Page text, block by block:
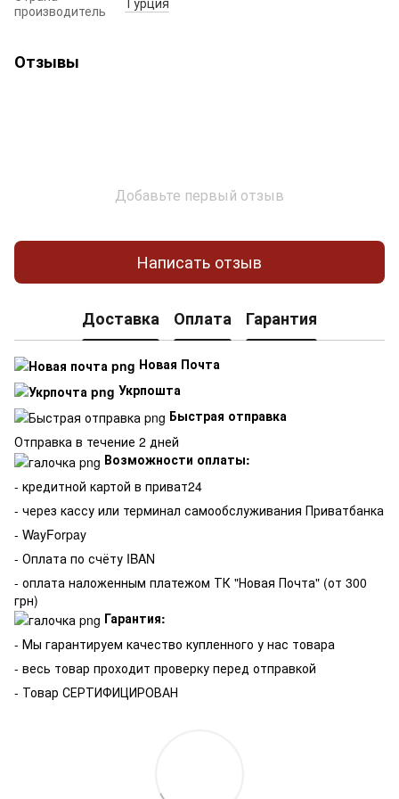
производитель
Отзывы
Добавьте первый отзыв
Написать отзыв
Доставка Оплата Гарантия
Новая Почта
Укрпошта
Быстрая отправка
Отправка в течение 2 дней
Возможности оплаты:
- кредитной картой в приват24
- через кассу или терминал самообслуживания Приватбанка
- WayForpay
- Оплата по счёту IBAN
- оплата наложенным платежом ТК "Новая Почта" (от 300
грн)
Гарантия:
- Мы гарантируем качество купленного у нас товара
- весь товар проходит проверку перед отправкой
- Товар СЕРТИФИЦИРОВАН